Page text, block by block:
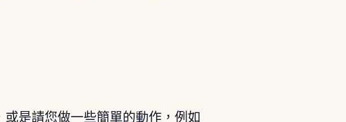
是請您做一些簡單的動作，例如